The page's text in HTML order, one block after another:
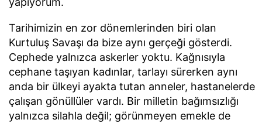
Tarihimizin en zor dönemlerinden biri olan
Kurtuluş Savaşı da bize aynı gerçeği gösterdi.
Cephede yalnızca askerler yoktu. Kağnısıyla
cephane taşıyan kadınlar, tarlayı sürerken aynı
anda bir ülkeyi ayakta tutan anneler, hastanelerde
çalışan gönüllüler vardı. Bir milletin bağımsızlığı
yalnızca silahla değil; görünmeyen emekle de